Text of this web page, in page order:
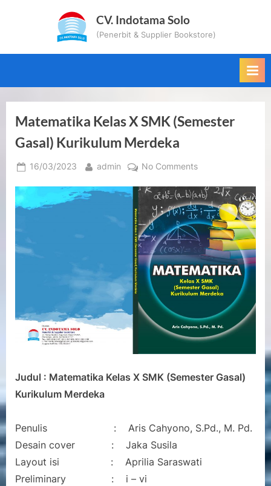
CV. Indotama Solo
(Penerbit & Supplier Bookstore)
Matematika Kelas X SMK (Semester
Gasal) Kurikulum Merdeka
Posted
16/03/2023 By
admin No Commentson
Kelas
X
SMK
(Semester
Gasal)
Kurikulum
Merdeka
Judul : Matematika Kelas X SMK (Semester Gasal)
Kurikulum Merdeka
Penulis : Aris Cahyono, S.Pd., M. Pd.
Desain cover : Jaka Susila
Layout isi : Aprilia Saraswati
Preliminary : i – vi